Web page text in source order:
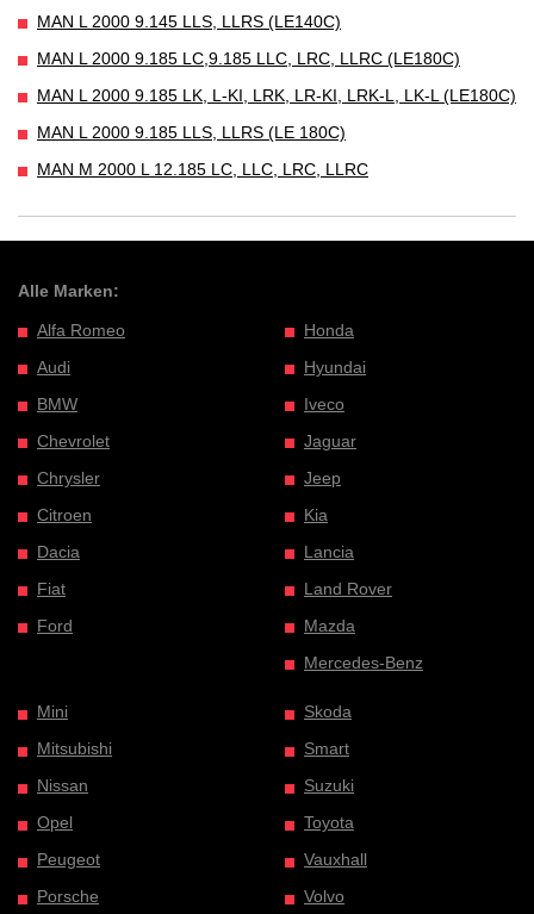
MAN L 2000 9.145 LLS, LLRS (LE140C)
MAN L 2000 9.185 LC,9.185 LLC, LRC, LLRC (LE180C)
MAN L 2000 9.185 LK, L-KI, LRK, LR-KI, LRK-L, LK-L (LE180C)
MAN L 2000 9.185 LLS, LLRS (LE 180C)
MAN M 2000 L 12.185 LC, LLC, LRC, LLRC
Alle Marken:
Alfa Romeo
Audi
BMW
Chevrolet
Chrysler
Citroen
Dacia
Fiat
Ford
Honda
Hyundai
Iveco
Jaguar
Jeep
Kia
Lancia
Land Rover
Mazda
Mercedes-Benz
Mini
Mitsubishi
Nissan
Opel
Peugeot
Porsche
Skoda
Smart
Suzuki
Toyota
Vauxhall
Volvo